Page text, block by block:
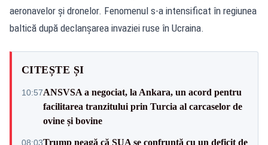
aeronavelor și dronelor. Fenomenul s-a intensificat în regiunea
baltică după declanșarea invaziei ruse în Ucraina.
CITEȘTE ȘI
10:57ANSVSA a negociat, la Ankara, un acord pentru
facilitarea tranzitului prin Turcia al carcaselor de
ovine și bovine
08:03Trump neagă că SUA se confruntă cu un deficit de